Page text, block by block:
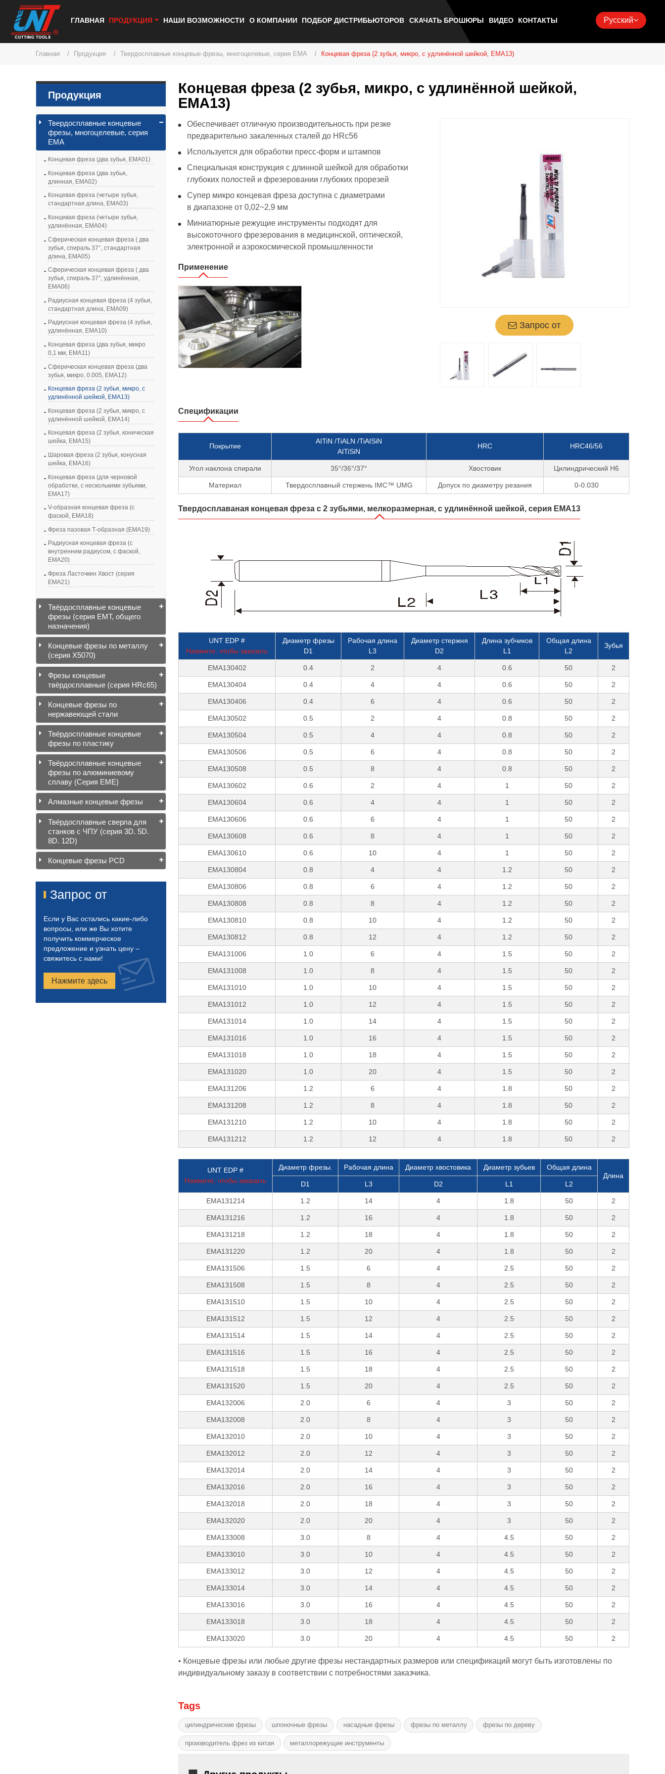
Русский
ГЛАВНАЯ ПРОДУКЦИЯ НАШИ ВОЗМОЖНОСТИ О КОМПАНИИ ПОДБОР ДИСТРИБЬЮТОРОВ СКАЧАТЬ БРОШЮРЫ ВИДЕО КОНТАКТЫ
Главная Продукция Твердосплавные концевые фрезы, многоцелевые, серия EMA Концевая фреза (2 зубья, микро, с удлинённой шейкой, EMA13)
Концевая фреза (2 зубья, микро, с удлинённой шейкой,
EMA13)
Запрос от
Обеспечивает отличную производительность при резке
предварительно закаленных сталей до HRc56
Используется для обработки пресс-форм и штампов
Специальная конструкция с длинной шейкой для обработки
глубоких полостей и фрезеровании глубоких прорезей
Супер микро концевая фреза доступна с диаметрами
в диапазоне от 0,02~2,9 мм
Миниатюрные режущие инструменты подходят для
высокоточного фрезерования в медицинской, оптической,
электронной и аэрокосмической промышленности
Применение
Спецификации
Покрытие
AITiN /TiALN /TiAISiN
AITiSiN
HRC HRC46/56
Угол наклона спирали 35°/36°/37° Хвостовик Цилиндрический H6
Материал Твердосплавный стержень IMC™ UMG Допуск по диаметру резания 0-0.030
Твердосплаваная концевая фреза с 2 зубьями, мелкоразмерная, с удлинённой шейкой, серия EMA13
UNT EDP #
Нажмите, чтобы заказать
Диаметр фрезы
D1
Рабочая длина
L3
Диаметр стержня
D2
Длина зубчиков
L1
Общая длина
L2
Зубья
EMA130402 0.4 2 4 0.6 50 2
EMA130404 0.4 4 4 0.6 50 2
EMA130406 0.4 6 4 0.6 50 2
EMA130502 0.5 2 4 0.8 50 2
EMA130504 0.5 4 4 0.8 50 2
EMA130506 0.5 6 4 0.8 50 2
EMA130508 0.5 8 4 0.8 50 2
EMA130602 0.6 2 4 1 50 2
EMA130604 0.6 4 4 1 50 2
EMA130606 0.6 6 4 1 50 2
EMA130608 0.6 8 4 1 50 2
EMA130610 0.6 10 4 1 50 2
EMA130804 0.8 4 4 1.2 50 2
EMA130806 0.8 6 4 1.2 50 2
EMA130808 0.8 8 4 1.2 50 2
EMA130810 0.8 10 4 1.2 50 2
EMA130812 0.8 12 4 1.2 50 2
EMA131006 1.0 6 4 1.5 50 2
EMA131008 1.0 8 4 1.5 50 2
EMA131010 1.0 10 4 1.5 50 2
EMA131012 1.0 12 4 1.5 50 2
EMA131014 1.0 14 4 1.5 50 2
EMA131016 1.0 16 4 1.5 50 2
EMA131018 1.0 18 4 1.5 50 2
EMA131020 1.0 20 4 1.5 50 2
EMA131206 1.2 6 4 1.8 50 2
EMA131208 1.2 8 4 1.8 50 2
EMA131210 1.2 10 4 1.8 50 2
EMA131212 1.2 12 4 1.8 50 2
UNT EDP #
Нажмите, чтобы заказать
Диаметр фрезы. Рабочая длина Диаметр хвостовика Диаметр зубьев
Общая длина
Длина
D1
L3 D2 L1 L2
EMA131214 1.2 14 4 1.8 50 2
EMA131216 1.2 16 4 1.8 50 2
EMA131218 1.2 18 4 1.8 50 2
EMA131220 1.2 20 4 1.8 50 2
EMA131506 1.5 6 4 2.5 50 2
EMA131508 1.5 8 4 2.5 50 2
EMA131510 1.5 10 4 2.5 50 2
EMA131512 1.5 12 4 2.5 50 2
EMA131514 1.5 14 4 2.5 50 2
EMA131516 1.5 16 4 2.5 50 2
EMA131518 1.5 18 4 2.5 50 2
EMA131520 1.5 20 4 2.5 50 2
EMA132006 2.0 6 4 3 50 2
EMA132008 2.0 8 4 3 50 2
EMA132010 2.0 10 4 3 50 2
EMA132012 2.0 12 4 3 50 2
EMA132014 2.0 14 4 3 50 2
EMA132016 2.0 16 4 3 50 2
EMA132018 2.0 18 4 3 50 2
EMA132020 2.0 20 4 3 50 2
EMA133008 3.0 8 4 4.5 50 2
EMA133010 3.0 10 4 4.5 50 2
EMA133012 3.0 12 4 4.5 50 2
EMA133014 3.0 14 4 4.5 50 2
EMA133016 3.0 16 4 4.5 50 2
EMA133018 3.0 18 4 4.5 50 2
EMA133020 3.0 20 4 4.5 50 2
• Концевые фрезы или любые другие фрезы нестандартных размеров или спецификаций могут быть изготовлены по
индивидуальному заказу в соответствии с потребностями заказчика.
Tags
цилиндрические фрезы шпоночные фрезы насадные фрезы фрезы по металлу фрезы по дереву
производитель фрез из китая металлорежущие инструменты
Продукция
Твердосплавные концевые
фрезы, многоцелевые, серия
EMA
Концевая фреза (два зубья, EMA01)
Концевая фреза (два зубья,
длинная, EMA02)
Концевая фреза (четыре зубья,
стандартная длина, EMA03)
Концевая фреза (четыре зубья,
удлинённая, EMA04)
Сферическая концевая фреза ( два
зубья, спираль 37°, стандартная
длина, EMA05)
Сферическая концевая фреза ( два
зубья, спираль 37°, удлинённая,
EMA06)
Радиусная концевая фреза (4 зубья,
стандартная длина, EMA09)
Радиусная концевая фреза (4 зубья,
удлинённая, EMA10)
Концевая фреза (два зубья, микро
0,1 мм, EMA11)
Сферическая концевая фреза (два
зубья, микро, 0.005, EMA12)
Концевая фреза (2 зубья, микро, с
удлинённой шейкой, EMA13)
Концевая фреза (2 зубья, микро, с
удлинённой шейкой, EMA14)
Концевая фреза (2 зубья, коническая
шейка, EMA15)
Шаровая фреза (2 зубья, конусная
шейка, EMA16)
Концевая фреза (для черновой
обработки, с несколькими зубьями,
EMA17)
V-образная концевая фреза (с
фаской, EMA18)
Фреза пазовая Т-образная (EMA19)
Радиусная концевая фреза (с
внутренним радиусом, с фаской,
EMA20)
Фреза Ласточкин Хвост (серия
EMA21)
Твёрдосплавные концевые
фрезы (серия EMT, общего
назначения)
Концевые фрезы по металлу
(серия X5070)
Фрезы концевые
твёрдосплавные (серия HRc65)
Концевые фрезы по
нержавеющей стали
Твёрдосплавные концевые
фрезы по пластику
Твёрдосплавные концевые
фрезы по алюминиевому
сплаву (Серия EME)
Алмазные концевые фрезы
Твёрдосплавные сверла для
станков с ЧПУ (серия 3D. 5D.
8D. 12D)
Концевые фрезы PCD
Запрос от
Если у Вас остались какие-либо
вопросы, или же Вы хотите
получить коммерческое
предложение и узнать цену –
свяжитесь с нами!
Нажмите здесь